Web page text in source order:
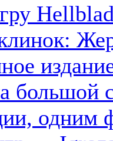
большой
одним